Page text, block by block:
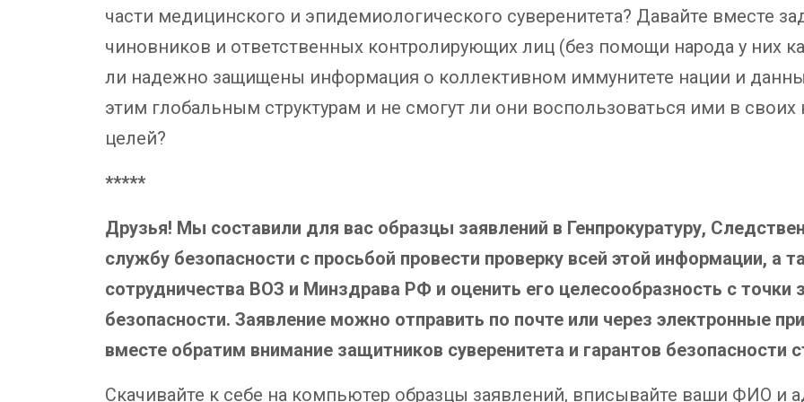
части медицинского и эпидемиологического суверенитета? Давайте вместе
чиновников и ответственных контролирующих лиц (без помощи народа у них
ли надежно защищены информация о коллективном иммунитете нации и
этим глобальным структурам и не смогут ли они воспользоваться ими в
целей?
*****
Друзья! Мы составили для вас образцы заявлений в Генпрокуратуру,
службу безопасности с просьбой провести проверку всей этой информации, а
сотрудничества ВОЗ и Минздрава РФ и оценить его целесообразность с точки
безопасности. Заявление можно отправить по почте или через электронные
вместе обратим внимание защитников суверенитета и гарантов безопасности
Скачивайте к себе на компьютер образцы заявлений, вписывайте ваши ФИО и